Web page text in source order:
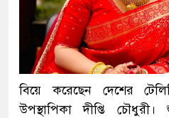
বিয়ে করেছেন দেশের
উপস্থাপিকা দীপ্তি